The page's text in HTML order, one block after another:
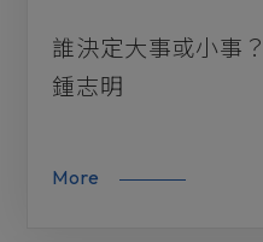
誰決定大事或小事
鍾志明
More